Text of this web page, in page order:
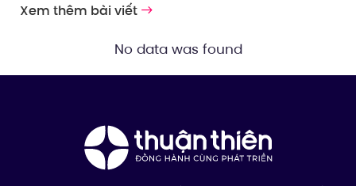
Xem thêm bài viết
No data was found